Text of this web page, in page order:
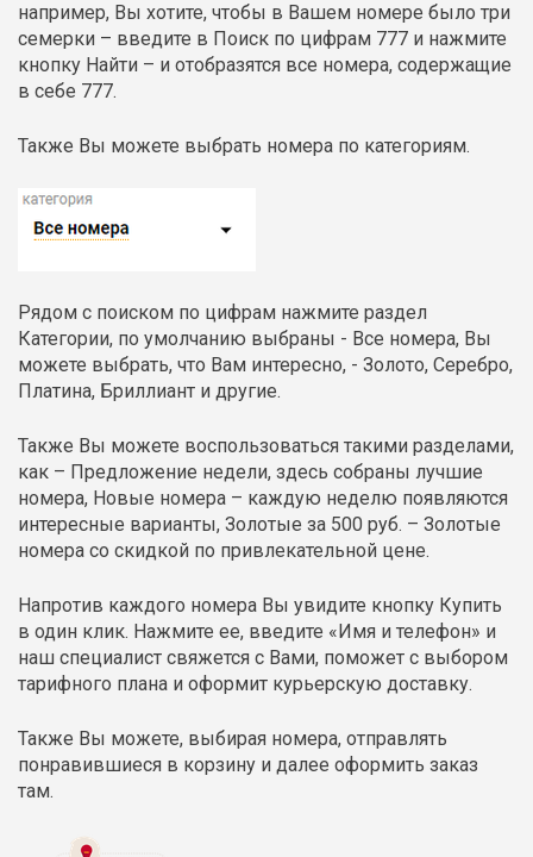
например, Вы хотите, чтобы в Вашем номере было три
семерки – введите в Поиск по цифрам 777 и нажмите
кнопку Найти – и отобразятся все номера, содержащие
в себе 777.
Также Вы можете выбрать номера по категориям.
Рядом с поиском по цифрам нажмите раздел
Категории, по умолчанию выбраны - Все номера, Вы
можете выбрать, что Вам интересно, - Золото, Серебро,
Платина, Бриллиант и другие.
Также Вы можете воспользоваться такими разделами,
как – Предложение недели, здесь собраны лучшие
номера, Новые номера – каждую неделю появляются
интересные варианты, Золотые за 500 руб. – Золотые
номера со скидкой по привлекательной цене.
Напротив каждого номера Вы увидите кнопку Купить
в один клик. Нажмите ее, введите «Имя и телефон» и
наш специалист свяжется с Вами, поможет с выбором
тарифного плана и оформит курьерскую доставку.
Также Вы можете, выбирая номера, отправлять
понравившиеся в корзину и далее оформить заказ
там.